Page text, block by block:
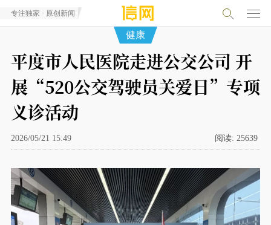
专注独家 · 原创新闻
健康
平度市人民医院走进公交公司 开
展“520公交驾驶员关爱日”专项
义诊活动
2026/05/21 15:49 阅读: 25639